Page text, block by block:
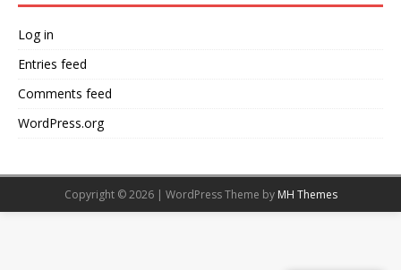
Log in
Entries feed
Comments feed
WordPress.org
Copyright © 2026 | WordPress Theme by MH Themes